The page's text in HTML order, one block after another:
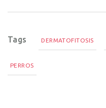
Tags DERMATOFITOSIS
PERROS